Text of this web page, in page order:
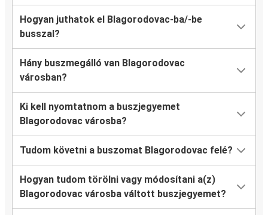
Hogyan juthatok el Blagorodovac-ba/-be
busszal?
Hány buszmegálló van Blagorodovac
városban?
Ki kell nyomtatnom a buszjegyemet
Blagorodovac városba?
Tudom követni a buszomat Blagorodovac felé?
Hogyan tudom törölni vagy módosítani a(z)
Blagorodovac városba váltott buszjegyemet?